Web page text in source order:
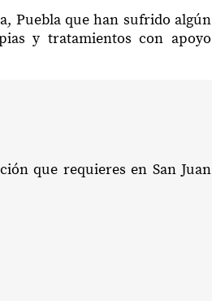
Puebla que han sufrido algún
y tratamientos con apoyo
que requieres en San Juan